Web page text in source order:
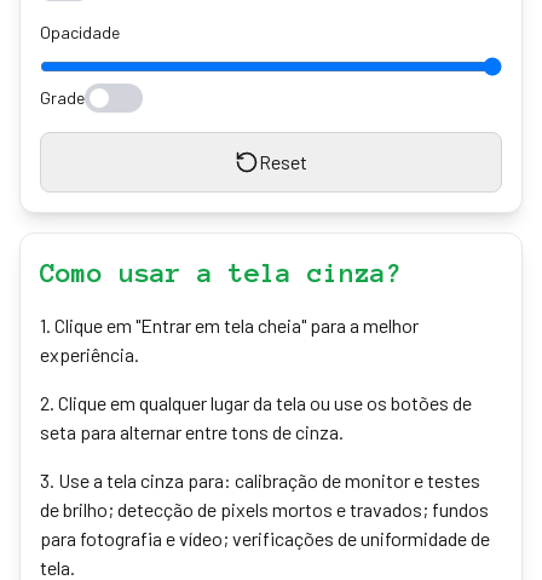
Opacidade
Grade
Reset
Como usar a tela cinza?
1. Clique em "Entrar em tela cheia" para a melhor
experiência.
2. Clique em qualquer lugar da tela ou use os botões de
seta para alternar entre tons de cinza.
3. Use a tela cinza para: calibração de monitor e testes
de brilho; detecção de pixels mortos e travados; fundos
para fotografia e vídeo; verificações de uniformidade de
tela.